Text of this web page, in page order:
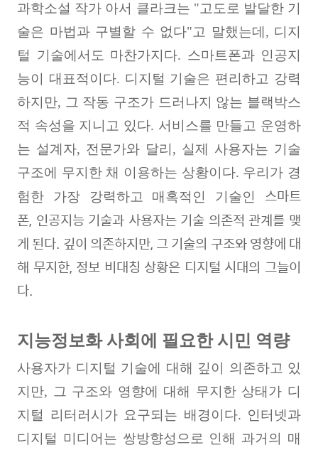
과학소설 작가 아서 클라크는 "고도로 발달한 기
술은 마법과 구별할 수 없다"고 말했는데 , 디지
털 기술에서도 마찬가지다. 스마트폰과 인공지
능이 대표적이다. 디지털 기술은 편리하고 강력
하지만, 그 작동 구조가 드러나지 않는 블랙박스
적 속성을 지니고 있다. 서비스를 만들고 운영하
는 설계자, 전문가와 달리 , 실제 사용자는 기술
구조에 무지한 채 이용하는 상황이다. 우리가 경
험한 가장 강력하고 매혹적인 기술인 스마트
폰, 인공지능 기술과 사용자는 기술 의존적 관계를 맺
게 된다. 깊이 의존하지만, 그 기술의 구조와 영향에 대
해 무지한, 정보 비대칭 상황은 디지털 시대의 그늘이
다.
지능정보화 사회에 필요한 시민 역량
사용자가 디지털 기술에 대해 깊이 의존하고 있
지만, 그 구조와 영향에 대해 무지한 상태가 디
지털 리터러시가 요구되는 배경이다. 인터넷과
디지털 미디어는 쌍방향성으로 인해 과거의 매